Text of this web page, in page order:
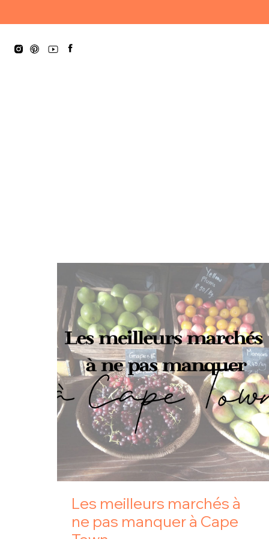
Les meilleurs marchés à
ne pas manquer à Cape